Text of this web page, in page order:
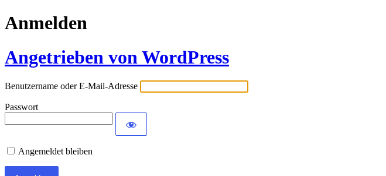
Anmelden
Angetrieben von WordPress
Benutzername oder E-Mail-Adresse
Passwort
Angemeldet bleiben